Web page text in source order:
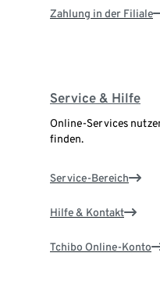
Zahlung in der Filiale
Service & Hilfe
Online-Services
finden.
Service-Bereich
Hilfe & Kontakt
Tchibo Online-Konto